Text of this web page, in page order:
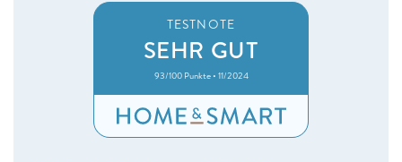
TESTNOTE
SEHR GUT
93/100 Punkte • 11/2024